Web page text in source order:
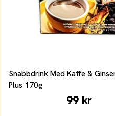
Snabbdrink Med Kaffe &
Plus 170g
99 kr